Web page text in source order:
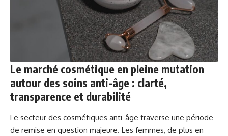
Le marché cosmétique en pleine mutation
autour des soins anti-âge : clarté,
transparence et durabilité
Le secteur des cosmétiques anti-âge traverse une période
de remise en question majeure. Les femmes, de plus en